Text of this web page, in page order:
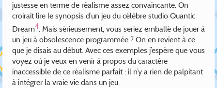
justesse en terme de réalisme assez convaincante. On
croirait lire le synopsis d’un jeu du célèbre studio Quantic
Dream4. Mais sérieusement, vous seriez emballé de jouer à
un jeu à obsolescence programmée ? On en revient à ce
que je disais au début. Avec ces exemples j’espère que vous
voyez où je veux en venir à propos du caractère
inaccessible de ce réalisme parfait : il n’y a rien de palpitant
à intégrer la vraie vie dans un jeu.